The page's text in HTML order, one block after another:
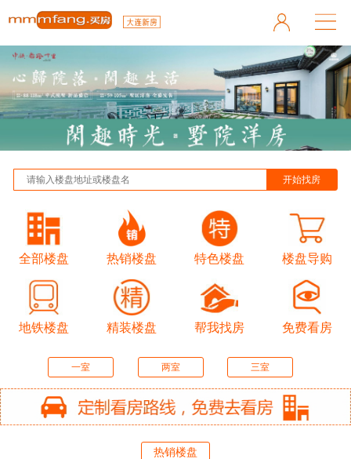
全部楼盘 热销楼盘 特色楼盘 楼盘导购
地铁楼盘 精装楼盘 帮我找房 免费看房
一室 两室 三室
热销楼盘